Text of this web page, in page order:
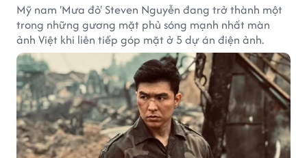
Mỹ nam 'Mưa đỏ' Steven Nguyễn đang trở thành một
trong những gương mặt phủ sóng mạnh nhất màn
ảnh Việt khi liên tiếp góp mặt ở 5 dự án điện ảnh.